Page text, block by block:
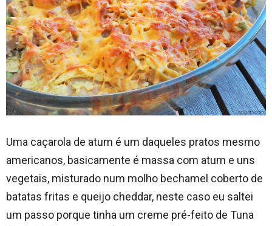
Uma caçarola de atum é um daqueles pratos mesmo
americanos, basicamente é massa com atum e uns
vegetais, misturado num molho bechamel coberto de
batatas fritas e queijo cheddar, neste caso eu saltei
um passo porque tinha um creme pré-feito de Tuna